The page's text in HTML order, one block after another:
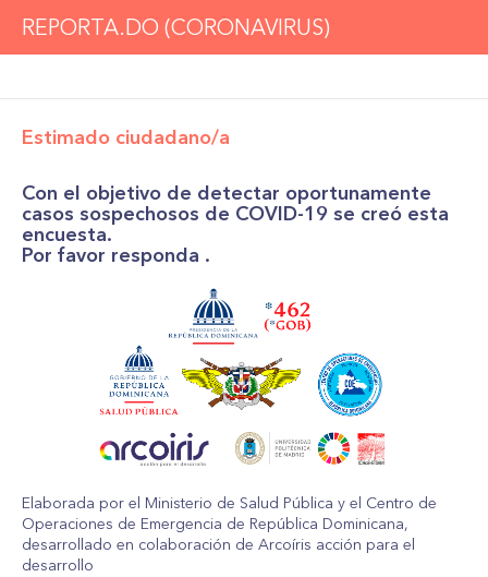
REPORTA.DO (CORONAVIRUS)
Estimado ciudadano/a
Con el objetivo de detectar oportunamente
casos sospechosos de COVID-19 se creó esta
encuesta.
Por favor responda .
Elaborada por el Ministerio de Salud Pública y el Centro de
Operaciones de Emergencia de República Dominicana,
desarrollado en colaboración de Arcoíris acción para el
desarrollo